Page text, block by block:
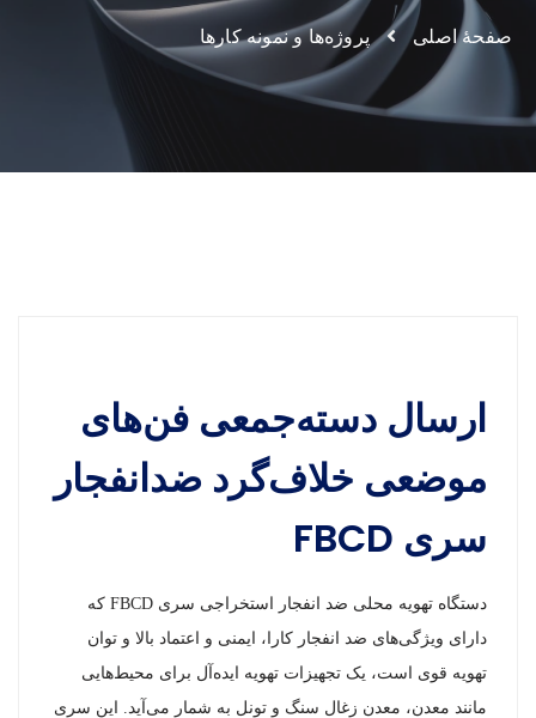
صفحهٔ اصلی پروژه‌ها و نمونه کارها
ارسال دسته‌جمعی فن‌های
موضعی خلاف‌گرد ضدانفجار
سری FBCD
دستگاه تهویه محلی ضد انفجار استخراجی سری FBCD که
دارای ویژگی‌های ضد انفجار کارا، ایمنی و اعتماد بالا و توان
تهویه قوی است، یک تجهیزات تهویه ایده‌آل برای محیط‌هایی
مانند معدن، معدن زغال سنگ و تونل به شمار می‌آید. این سری